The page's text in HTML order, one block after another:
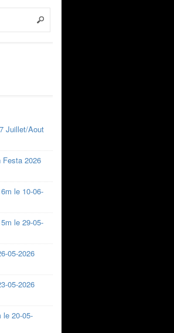
Juillet/Aout
Festa 2026
le 10-06-
le 29-05-
05-2026
05-2026
le 20-05-